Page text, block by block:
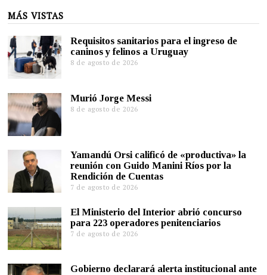
MÁS VISTAS
Requisitos sanitarios para el ingreso de
caninos y felinos a Uruguay
8 de agosto de 2026
Murió Jorge Messi
8 de agosto de 2026
Yamandú Orsi calificó de «productiva» la
reunión con Guido Manini Ríos por la
Rendición de Cuentas
7 de agosto de 2026
El Ministerio del Interior abrió concurso
para 223 operadores penitenciarios
7 de agosto de 2026
Gobierno declarará alerta institucional ante